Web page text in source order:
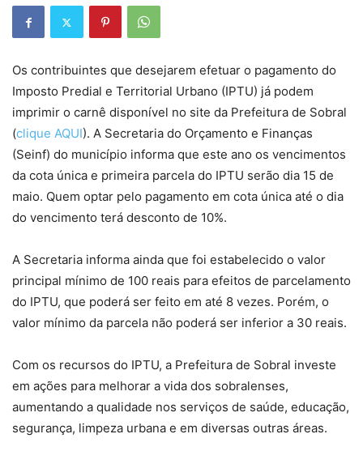
Os contribuintes que desejarem efetuar o pagamento do
Imposto Predial e Territorial Urbano (IPTU) já podem
imprimir o carnê disponível no site da Prefeitura de Sobral
(clique AQUI). A Secretaria do Orçamento e Finanças
(Seinf) do município informa que este ano os vencimentos
da cota única e primeira parcela do IPTU serão dia 15 de
maio. Quem optar pelo pagamento em cota única até o dia
do vencimento terá desconto de 10%.
A Secretaria informa ainda que foi estabelecido o valor
principal mínimo de 100 reais para efeitos de parcelamento
do IPTU, que poderá ser feito em até 8 vezes. Porém, o
valor mínimo da parcela não poderá ser inferior a 30 reais.
Com os recursos do IPTU, a Prefeitura de Sobral investe
em ações para melhorar a vida dos sobralenses,
aumentando a qualidade nos serviços de saúde, educação,
segurança, limpeza urbana e em diversas outras áreas.